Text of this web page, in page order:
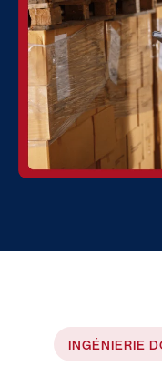
INGÉNIERIE